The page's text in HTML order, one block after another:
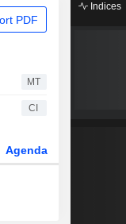
PDF
MT
CI
Agenda
Indices